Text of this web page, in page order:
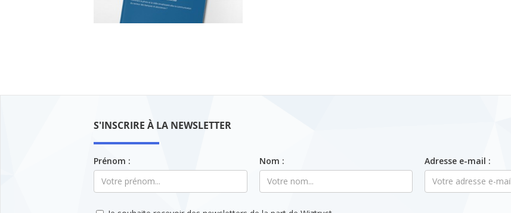
S'INSCRIRE À LA NEWSLETTER
Prénom : Nom : Adresse e-mail :